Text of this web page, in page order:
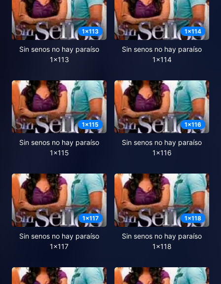
1x113
Sin senos no hay paraíso
1x113
1x114
Sin senos no hay paraíso
1x114
1x115
Sin senos no hay paraíso
1x115
1x116
Sin senos no hay paraíso
1x116
1x117
Sin senos no hay paraíso
1x117
1x118
Sin senos no hay paraíso
1x118